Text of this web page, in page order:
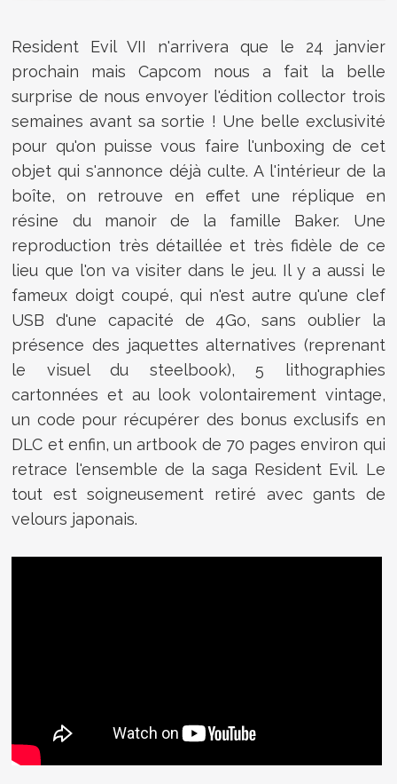
Resident Evil VII n'arrivera que le 24 janvier
prochain mais Capcom nous a fait la belle
surprise de nous envoyer l'édition collector trois
semaines avant sa sortie ! Une belle exclusivité
pour qu'on puisse vous faire l'unboxing de cet
objet qui s'annonce déjà culte. A l'intérieur de la
boîte, on retrouve en effet une réplique en
résine du manoir de la famille Baker. Une
reproduction très détaillée et très fidèle de ce
lieu que l'on va visiter dans le jeu. Il y a aussi le
fameux doigt coupé, qui n'est autre qu'une clef
USB d'une capacité de 4Go, sans oublier la
présence des jaquettes alternatives (reprenant
le visuel du steelbook), 5 lithographies
cartonnées et au look volontairement vintage,
un code pour récupérer des bonus exclusifs en
DLC et enfin, un artbook de 70 pages environ qui
retrace l'ensemble de la saga Resident Evil. Le
tout est soigneusement retiré avec gants de
velours japonais.